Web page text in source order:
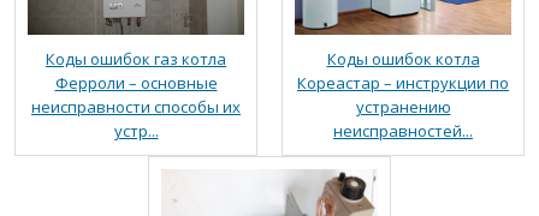
Коды ошибок газ котла
Ферроли – основные
неисправности способы их
устр...
Коды ошибок котла
Кореастар – инструкции по
устранению
неисправностей...